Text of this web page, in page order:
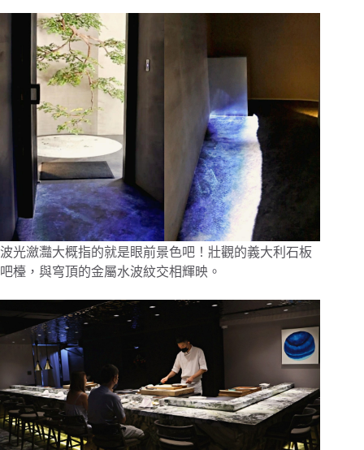
波光瀲灩大概指的就是眼前景色吧！壯觀的義大利石板
吧檯，與穹頂的金屬水波紋交相輝映。